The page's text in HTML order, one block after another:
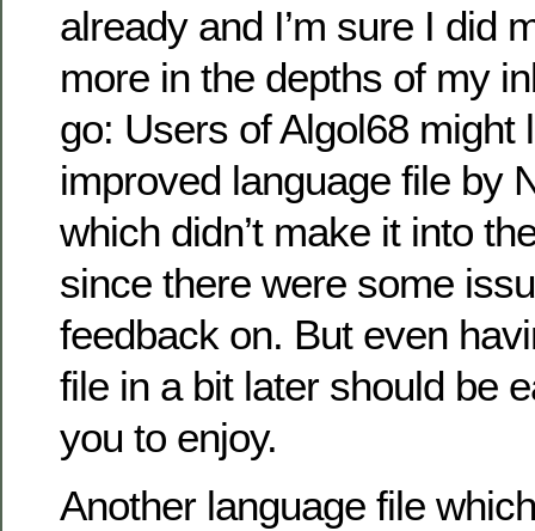
already and I’m sure I did
more in the depths of my
go: Users of Algol68 might
improved language file by
which didn’t make it into
since there were some
feedback on. But even
file in a bit later should be
you to enjoy.
Another language file